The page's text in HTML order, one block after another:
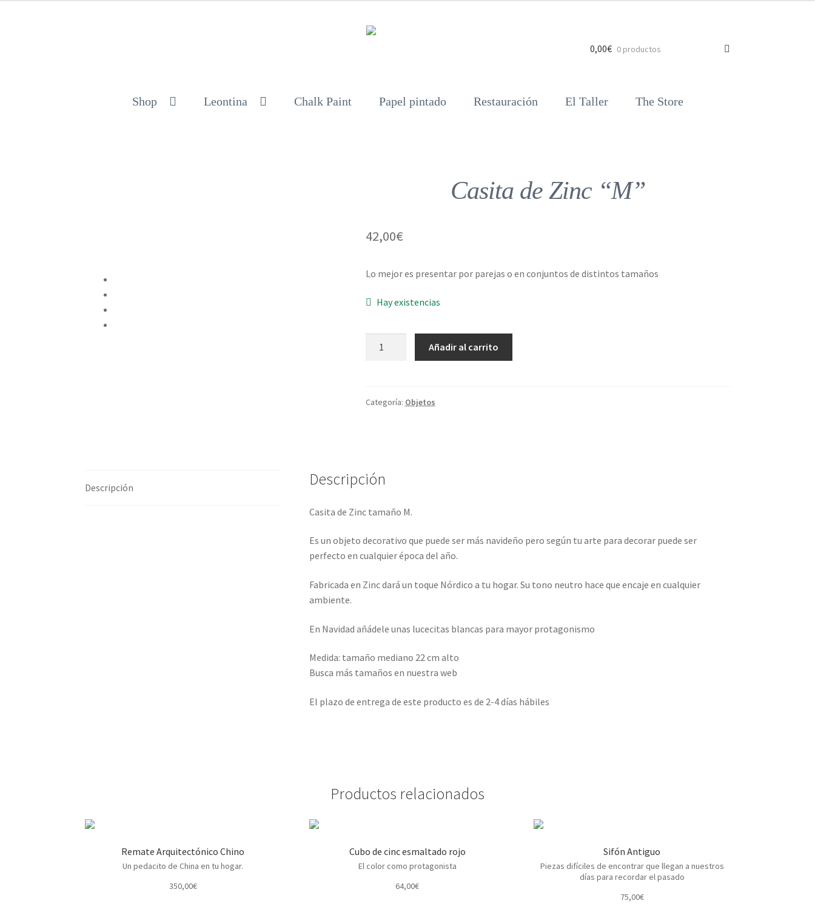
0,00€ 0 productos
Shop Leontina Chalk Paint Papel pintado Restauración El Taller The Store
Casita de Zinc “M”
42,00€
Lo mejor es presentar por parejas o en conjuntos de distintos tamaños
Hay existencias
cantidad
Añadir al carrito
Categoría: Objetos
Descripción Descripción
Casita de Zinc tamaño M.
Es un objeto decorativo que puede ser más navideño pero según tu arte para decorar puede ser
perfecto en cualquier época del año.
Fabricada en Zinc dará un toque Nórdico a tu hogar. Su tono neutro hace que encaje en cualquier
ambiente.
En Navidad añádele unas lucecitas blancas para mayor protagonismo
Medida: tamaño mediano 22 cm alto
Busca más tamaños en nuestra web
El plazo de entrega de este producto es de 2-4 días hábiles
Productos relacionados
Remate Arquitectónico Chino
Un pedacito de China en tu hogar.
350,00€
Cubo de cinc esmaltado rojo
El color como protagonista
64,00€
Sifón Antiguo
Piezas difíciles de encontrar que llegan a nuestros
días para recordar el pasado
75,00€